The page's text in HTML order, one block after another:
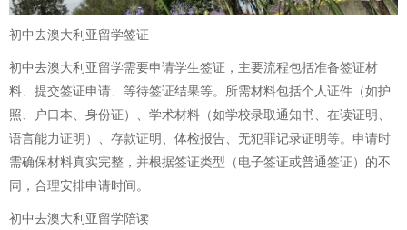
初中去澳大利亚留学签证
初中去澳大利亚留学需要申请学生签证，主要流程包括准备签证材
料、提交签证申请、等待签证结果等。所需材料包括个人证件（如护
照、户口本、身份证）、学术材料（如学校录取通知书、在读证明、
语言能力证明）、存款证明、体检报告、无犯罪记录证明等。申请时
需确保材料真实完整，并根据签证类型（电子签证或普通签证）的不
同，合理安排申请时间。
初中去澳大利亚留学陪读